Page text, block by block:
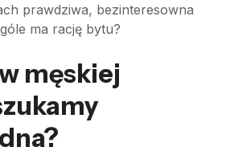
prawdziwa, bezinteresowna
ma rację bytu?
męskiej